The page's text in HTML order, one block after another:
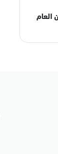
العام